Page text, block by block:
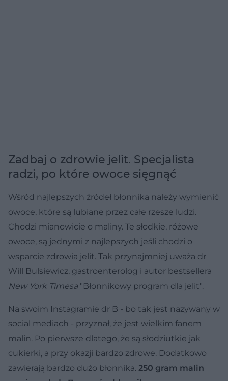
Zadbaj o zdrowie jelit. Specjalista
radzi, po które owoce sięgnąć
Wśród najlepszych źródeł błonnika należy wymienić
owoce, które są lubiane przez całe rzesze ludzi.
Chodzi mianowicie o maliny. Te słodkie, różowe
owoce, są jednymi z najlepszych jeśli chodzi o
wsparcie zdrowia jelit. Tak przynajmniej uważa dr
Will Bulsiewicz, gastroenterolog i autor bestsellera
New York Timesa "Błonnikowy program dla jelit".
Na swoim Instagramie dr B - bo tak jest nazywany w
social mediach - przyznał, że jest wielkim fanem
malin. Po pierwsze dlatego, że są słodziutkie jak
cukierki, a przy okazji bardzo zdrowe. Dodatkowo
zawierają bardzo dużo błonnika. 250 gram malin